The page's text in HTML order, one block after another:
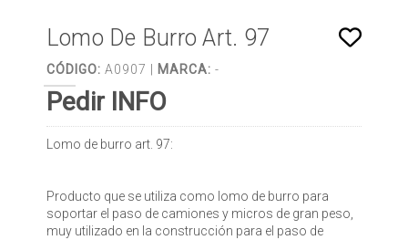
Lomo De Burro Art. 97
CÓDIGO: A0907 | MARCA: -
Pedir INFO
Lomo de burro art. 97:
Producto que se utiliza como lomo de burro para
soportar el paso de camiones y micros de gran peso,
muy utilizado en la construcción para el paso de